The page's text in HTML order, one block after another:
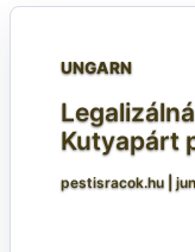
UNGARN
Kutyapárt
pestisracok.hu